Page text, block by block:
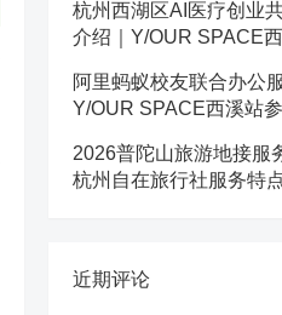
杭州西湖区AI医疗创业
介绍｜Y/OUR SPACE
阿里蚂蚁校友联合办公
Y/OUR SPACE西溪站
2026普陀山旅游地接服
杭州自在旅行社服务特
近期评论